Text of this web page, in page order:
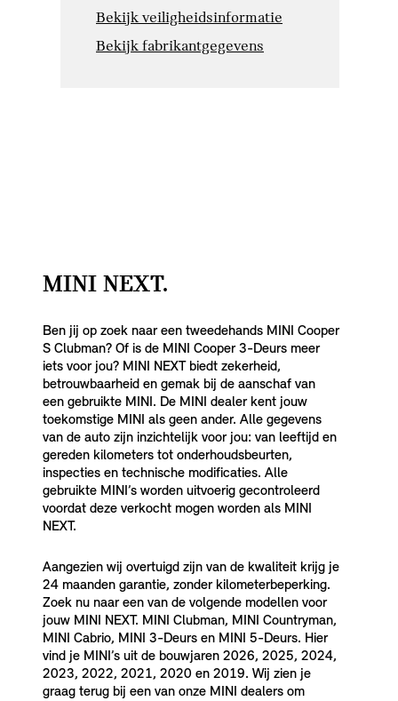
Bekijk veiligheidsinformatie
Bekijk fabrikantgegevens
MINI NEXT.
Ben jij op zoek naar een tweedehands MINI Cooper
S Clubman? Of is de MINI Cooper 3-Deurs meer
iets voor jou? MINI NEXT biedt zekerheid,
betrouwbaarheid en gemak bij de aanschaf van
een gebruikte MINI. De MINI dealer kent jouw
toekomstige MINI als geen ander. Alle gegevens
van de auto zijn inzichtelijk voor jou: van leeftijd en
gereden kilometers tot onderhoudsbeurten,
inspecties en technische modificaties. Alle
gebruikte MINI’s worden uitvoerig gecontroleerd
voordat deze verkocht mogen worden als MINI
NEXT.
Aangezien wij overtuigd zijn van de kwaliteit krijg je
24 maanden garantie, zonder kilometerbeperking.
Zoek nu naar een van de volgende modellen voor
jouw MINI NEXT. MINI Clubman, MINI Countryman,
MINI Cabrio, MINI 3-Deurs en MINI 5-Deurs. Hier
vind je MINI’s uit de bouwjaren 2026, 2025, 2024,
2023, 2022, 2021, 2020 en 2019. Wij zien je
graag terug bij een van onze MINI dealers om